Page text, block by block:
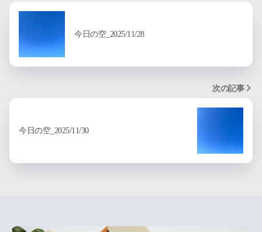
今日の空_2025/11/28
次の記事
今日の空_2025/11/30